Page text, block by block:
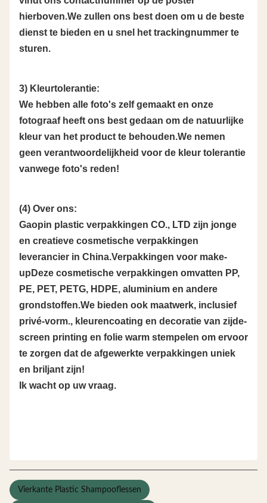
hierboven.We zullen ons best doen om u de beste
dienst te bieden en u snel het trackingnummer te
sturen.
3) Kleurtolerantie:
We hebben alle foto's zelf gemaakt en onze
fotograaf heeft ons best gedaan om de natuurlijke
kleur van het product te behouden.We nemen
geen verantwoordelijkheid voor de kleur tolerantie
vanwege foto's reden!
(4) Over ons:
Gaopin plastic verpakkingen CO., LTD zijn jonge
en creatieve cosmetische verpakkingen
leverancier in China.Verpakkingen voor make-
upDeze cosmetische verpakkingen omvatten PP,
PE, PET, PETG, HDPE, aluminium en andere
grondstoffen.We bieden ook maatwerk, inclusief
privé-vorm., kleurencoating en decoratie van zijde-
screen printing en folie warm stempelen om ervoor
te zorgen dat de afgewerkte verpakkingen uniek
en briljant zijn!
Ik wacht op uw vraag.
Vierkante Plastic Shampooflessen